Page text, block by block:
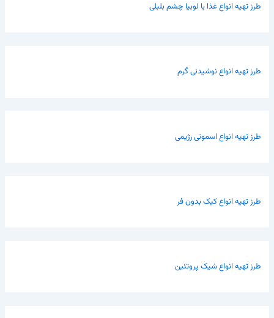
طرز تهیه انواع غذا با لوبیا چشم بلبلی
طرز تهیه انواع نوشیدنی گرم
طرز تهیه انواع اسموتی رژیمی
طرز تهیه انواع کیک بدون فر
طرز تهیه انواع شیک پروتئین